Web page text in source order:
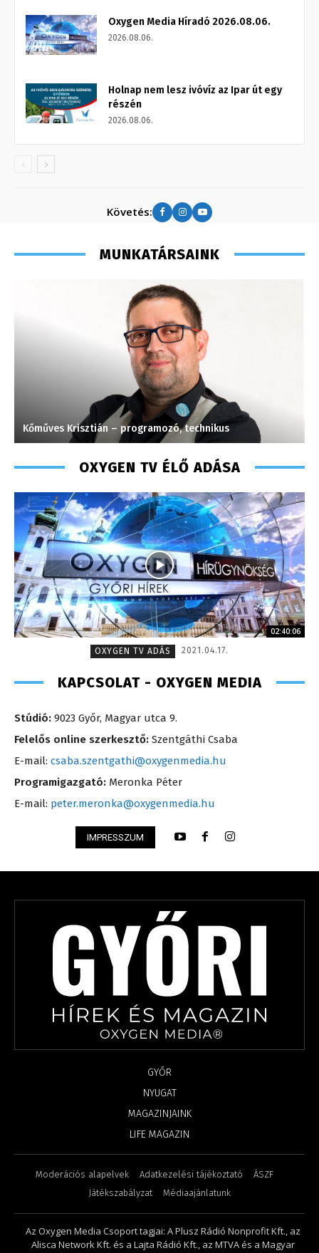
Oxygen Media Híradó 2026.08.06.
2026.08.06.
Holnap nem lesz ivóvíz az Ipar út egy
részén
2026.08.06.
Követés:
MUNKATÁRSAINK
Kőműves Krisztián – programozó, technikus
OXYGEN TV ÉLŐ ADÁSA
02:40:06
OXYGEN TV ADÁS
2021.04.17.
KAPCSOLAT - OXYGEN MEDIA
Stúdió: 9023 Győr, Magyar utca 9.
Felelős online szerkesztő: Szentgáthi Csaba
E-mail: csaba.szentgathi@oxygenmedia.hu
Programigazgató: Meronka Péter
E-mail: peter.meronka@oxygenmedia.hu
IMPRESSZUM
GYŐR
NYUGAT
MAGAZINJAINK
LIFE MAGAZIN
Moderációs alapelvek Adatkezelési tájékoztató
ÁSZF
Játékszabályzat
Médiaajánlatunk
Az Oxygen Media Csoport tagjai: A Plusz Rádió Nonprofit Kft., az
Alisca Network Kft. és a Lajta Rádió Kft., az MTVA és a Magyar